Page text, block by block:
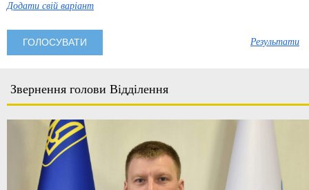
Додати свій варіант
Результати
Звернення голови Відділення